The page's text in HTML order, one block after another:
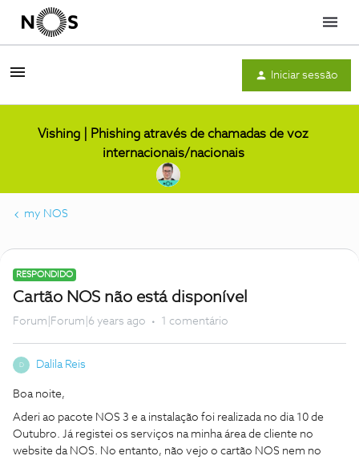
Menu
Iniciar sessão
Vishing | Phishing através de chamadas de voz
internacionais/nacionais
my NOS
RESPONDIDO
Cartão NOS não está disponível
Forum|Forum|6 years ago 1 comentário
D Dalila Reis
Boa noite,
Aderi ao pacote NOS 3 e a instalação foi realizada no dia 10 de
Outubro. Já registei os serviços na minha área de cliente no
website da NOS. No entanto, não vejo o cartão NOS nem no